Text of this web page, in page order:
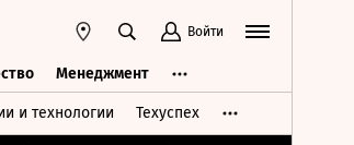
Войти
Менеджмент
и технологии Техуспех